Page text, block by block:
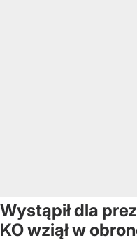
Wystąpił dla
KO wziął w